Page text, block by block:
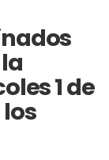
1 de